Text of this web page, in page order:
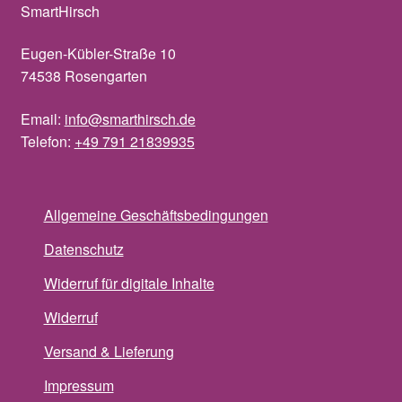
SmartHirsch
Eugen-Kübler-Straße 10
74538 Rosengarten
Email: info@smarthirsch.de
Telefon: +49 791 21839935
Allgemeine Geschäftsbedingungen
Datenschutz
Widerruf für digitale Inhalte
Widerruf
Versand & Lieferung
Impressum